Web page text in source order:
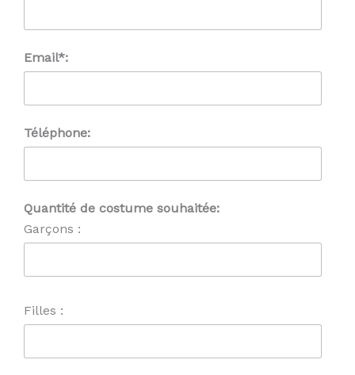
Email*:
Téléphone:
Quantité de costume souhaitée:
Garçons :
Filles :